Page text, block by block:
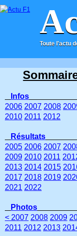
Toute l'actu
ACCUEIL CONTACT
Infos
2006 2007 2008
2010 2011 2012
Résultats
2005 2006 2007
2009 2010 2011
2013 2014 2015
2017 2018 2019
2021 2022
Photos
< 2007 2008 2009
2011 2012 2013